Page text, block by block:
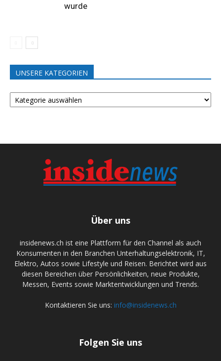
wurde
UNSERE KATEGORIEN
UNSERE
KATEGORIEN
Über uns
insidenews.ch ist eine Plattform für den Channel als auch
Konsumenten in den Branchen Unterhaltungselektronik, IT,
Elektro, Autos sowie Lifestyle und Reisen. Berichtet wird aus
diesen Bereichen über Persönlichkeiten, neue Produkte,
Messen, Events sowie Marktentwicklungen und Trends.
Kontaktieren Sie uns: info@insidenews.ch
Folgen Sie uns